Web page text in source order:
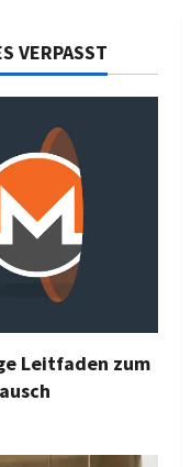
VERPASST
Leitfaden zum